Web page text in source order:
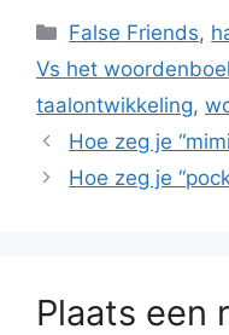
Categorieën
False Friends,
Vs het
taalontwikkeling,
Hoe zeg je
Hoe zeg je
Plaats een